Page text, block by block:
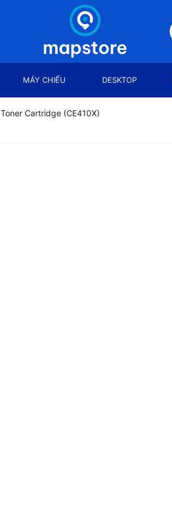
MÁY CHIẾU DESKTOP
Cartridge (CE410X)